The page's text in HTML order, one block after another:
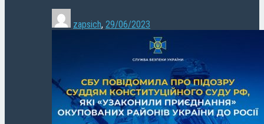
zapsich, 29/06/2023